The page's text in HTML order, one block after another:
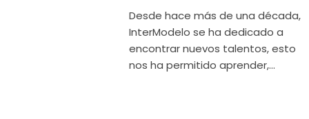
Desde hace más de una década,
InterModelo se ha dedicado a
encontrar nuevos talentos, esto
nos ha permitido aprender,...